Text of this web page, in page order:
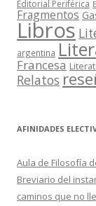
Editorial Periférica
Fragmentos
Libros
argentina
Francesa
Relatos
AFINIDADES
Aula de Filosofía
Breviario del
caminos que no